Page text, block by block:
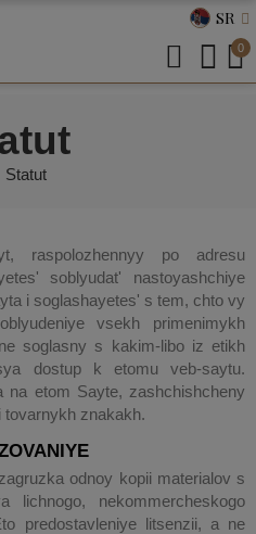
SR
0
Statut
raspolozhennyy po adresu
soblyudat' nastoyashchiye
i soglashayetes' s tem, chto vy
vsekh primenimykh
soglasny s kakim-libo iz etikh
dostup k etomu veb-saytu.
na etom Sayte, zashchishcheny
znakakh.
odnoy kopii materialov s
lichnogo, nekommercheskogo
predostavleniye litsenzii, a ne